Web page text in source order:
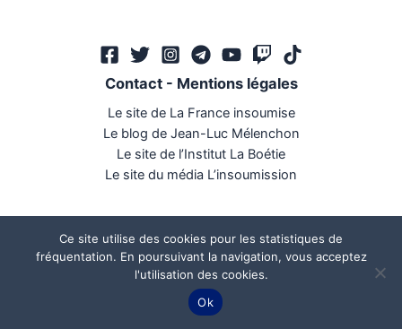
Contact- Mentions légales
Le site de La France insoumise
Le blog de Jean-Luc Mélenchon
Le site de l’Institut La Boétie
Le site du média L’insoumission
Mégaphone communication
Ce site utilise des cookies pour les statistiques de
fréquentation. En poursuivant la navigation, vous acceptez
l'utilisation des cookies.
Ok